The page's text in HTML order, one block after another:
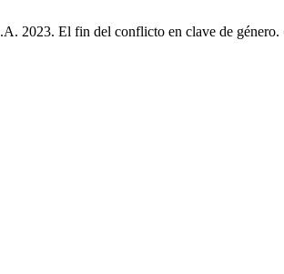
2023. El fin del conflicto en clave de género.